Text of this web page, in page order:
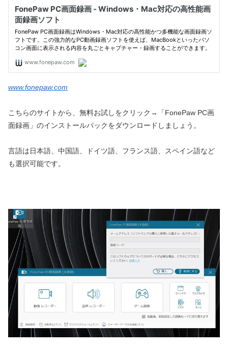
www.fonepaw.com
こちらのサイトから、無料お試しをクリック→「FonePaw PC画
面録画」のインストールパックをダウンロードしましょう。
言語は日本語、中国語、ドイツ語、フランス語、スペイン語など
も選択可能です。